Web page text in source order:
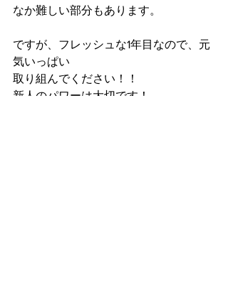
なか難しい部分もあります。
ですが、フレッシュな1年目なので、元
気いっぱい
取り組んでください！！
新人のパワーは大切です！